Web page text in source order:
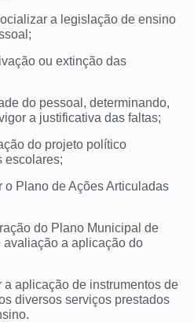
a legislação de ensino
ou extinção das
do pessoal, determinando,
a justificativa das faltas;
do projeto político
escolares;
o Plano de Ações Articuladas
do Plano Municipal de
avaliação a aplicação do
a aplicação de instrumentos de
diversos serviços prestados